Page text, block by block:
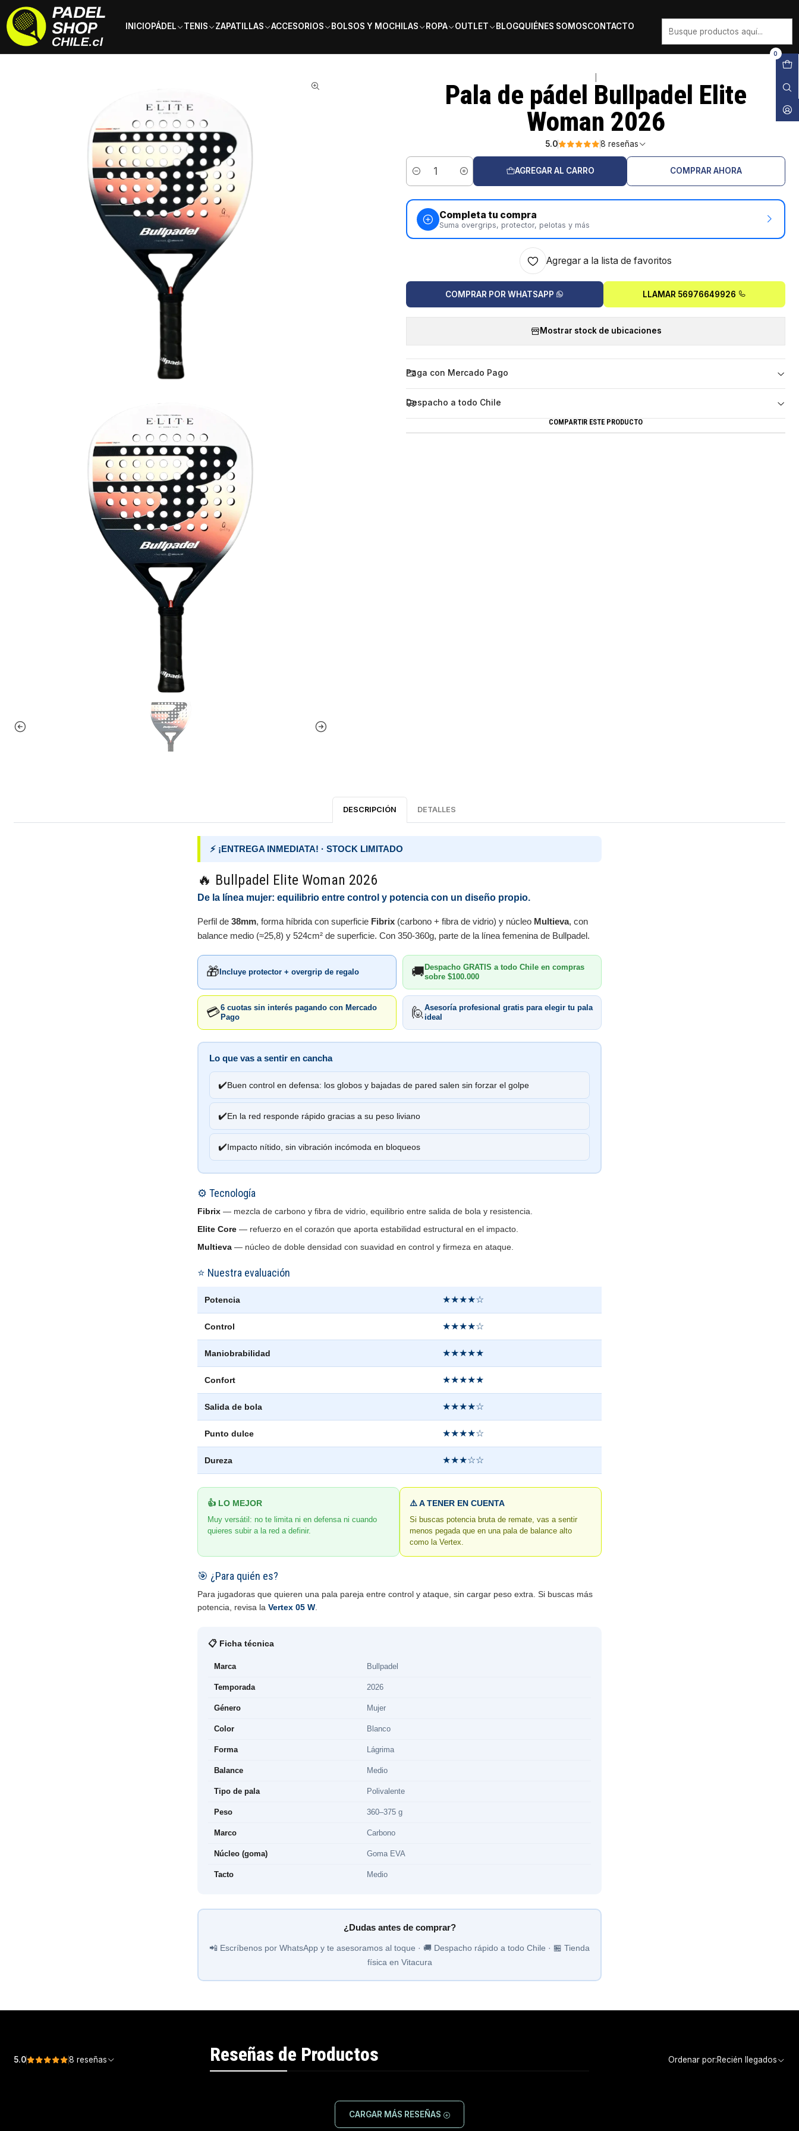
INICIOPÁDEL TENIS ZAPATILLAS ACCESORIOS BOLSOS Y MOCHILAS ROPA OUTLET BLOGQUIÉNES SOMOSCONTACTO
0
Inicio Palas de pádel Tipo de Pala
Pala de pádel Bullpadel Elite
Woman 2026
5.0 8 reseñas
Cantidad
AGREGAR AL CARRO COMPRAR AHORA
Completa tu compra
Suma overgrips, protector, pelotas y más
Agregar a la lista de favoritos
COMPRAR POR WHATSAPP LLAMAR 56976649926
Mostrar stock de ubicaciones
Paga con Mercado Pago
Despacho a todo Chile
COMPARTIR ESTE PRODUCTO
DESCRIPCIÓN DETALLES
⚡ ¡ENTREGA INMEDIATA! · STOCK LIMITADO
🔥 Bullpadel Elite Woman 2026
De la línea mujer: equilibrio entre control y potencia con un diseño propio.
Perfil de 38mm, forma híbrida con superficie Fibrix (carbono + fibra de vidrio) y núcleo Multieva, con
balance medio (≈25,8) y 524cm² de superficie. Con 350-360g, parte de la línea femenina de Bullpadel.
🎁 Incluye protector + overgrip de regalo 🚚 Despacho GRATIS a todo Chile en compras
sobre $100.000
💳6 cuotas sin interés pagando con Mercado
Pago
🙋 Asesoría profesional gratis para elegir tu pala
ideal
Lo que vas a sentir en cancha
✔️Buen control en defensa: los globos y bajadas de pared salen sin forzar el golpe
✔️En la red responde rápido gracias a su peso liviano
✔️Impacto nítido, sin vibración incómoda en bloqueos
⚙️ Tecnología
Fibrix — mezcla de carbono y fibra de vidrio, equilibrio entre salida de bola y resistencia.
Elite Core — refuerzo en el corazón que aporta estabilidad estructural en el impacto.
Multieva — núcleo de doble densidad con suavidad en control y firmeza en ataque.
⭐ Nuestra evaluación
Potencia ★★★★☆
Control ★★★★☆
Maniobrabilidad ★★★★★
Confort ★★★★★
Salida de bola ★★★★☆
Punto dulce ★★★★☆
Dureza ★★★☆☆
👍 LO MEJOR
Muy versátil: no te limita ni en defensa ni cuando
quieres subir a la red a definir.
⚠️ A TENER EN CUENTA
Si buscas potencia bruta de remate, vas a sentir
menos pegada que en una pala de balance alto
como la Vertex.
🎯 ¿Para quién es?
Para jugadoras que quieren una pala pareja entre control y ataque, sin cargar peso extra. Si buscas más
potencia, revisa la Vertex 05 W
📋 Ficha técnica
Marca Bullpadel
Temporada 2026
Género Mujer
Color Blanco
Forma Lágrima
Balance Medio
Tipo de pala Polivalente
Peso 360–375 g
Marco Carbono
Núcleo (goma) Goma EVA
Tacto Medio
¿Dudas antes de comprar?
📲 Escríbenos por WhatsApp y te asesoramos al toque · 🚚 Despacho rápido a todo Chile · 🏪 Tienda
física en Vitacura
Reseñas de Productos
5.0 8 reseñas Ordenar por:Recién llegados
CARGAR MÁS RESEÑAS